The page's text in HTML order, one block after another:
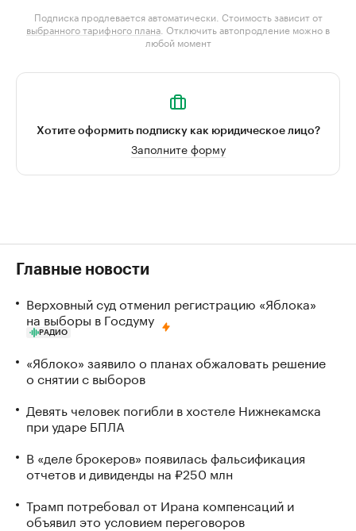
Подписка продлевается автоматически. Стоимость зависит от
выбранного тарифного плана . Отключить автопродление можно в
любой момент
Хотите оформить подписку как юридическое лицо?
Заполните форму
Главные новости
Верховный суд отменил регистрацию «Яблока»
на выборы в Госдуму
РАДИО
«Яблоко» заявило о планах обжаловать решение
о снятии с выборов
Девять человек погибли в хостеле Нижнекамска
при ударе БПЛА
В «деле брокеров» появилась фальсификация
отчетов и дивиденды на ₽250 млн
Трамп потребовал от Ирана компенсаций и
объявил это условием переговоров